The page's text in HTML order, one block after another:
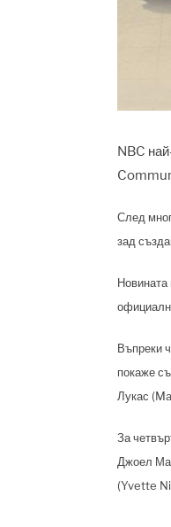
NBC
След
зад
Въпреки
покаже
Лукас
За
Джоел
(Yvette